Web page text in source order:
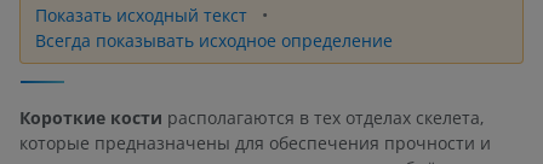
Показать исходный текст
Всегда показывать исходное определение
Короткие кости располагаются в тех отделах скелета,
которые предназначены для обеспечения прочности и